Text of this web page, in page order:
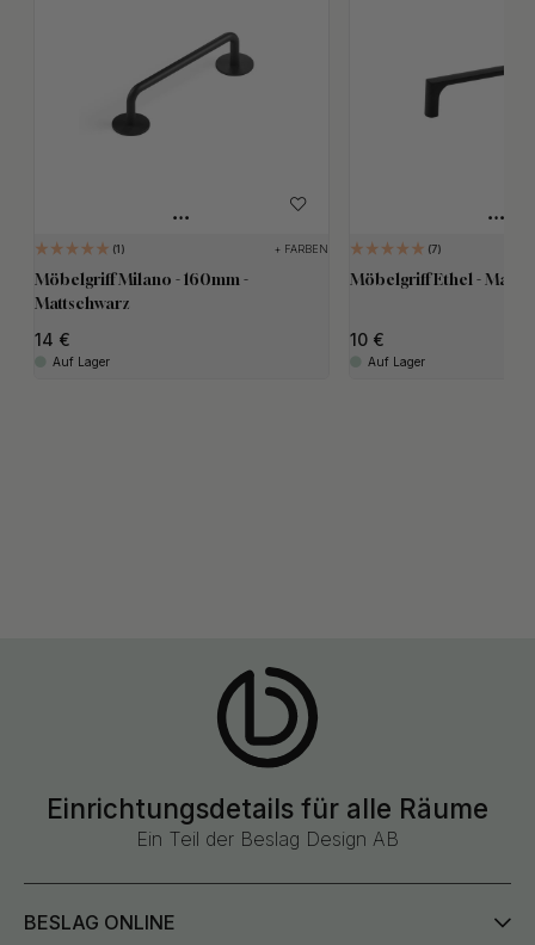
1 + FARBEN
Möbelgriff Milano - 160mm -
Mattschwarz
14
Auf Lager
7
Möbelgriff Ethel -
10
Auf Lager
Einrichtungsdetails für alle Räume
Ein Teil der Beslag Design AB
BESLAG ONLINE